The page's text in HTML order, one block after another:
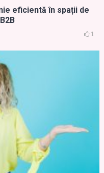
eficientă în spații de
1